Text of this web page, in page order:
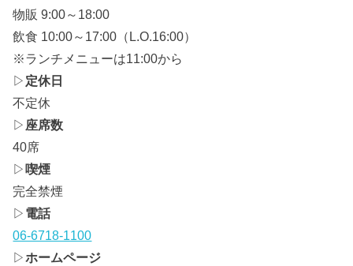
物販 9:00～18:00
飲食 10:00～17:00（L.O.16:00）
※ランチメニューは11:00から
▷ 定休日
不定休
▷ 座席数
40席
▷喫煙
完全禁煙
▷ 電話
06-6718-1100
▷ホームページ